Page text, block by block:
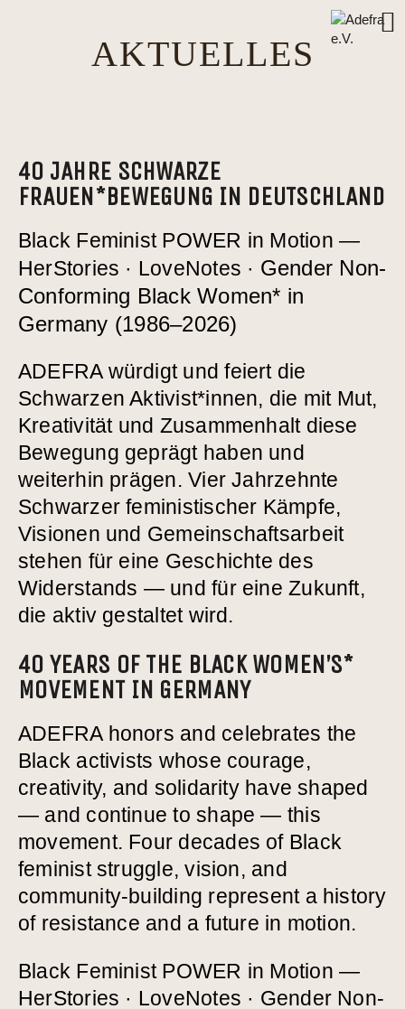
AKTUELLES
MONATSTISCH
PROJEKTE
CUZ
INBEST
ADEFRA & FRIENDS
BÜCHERLISTE &
RESSOURCEN
KONTAKT
AKTUELLES
40 JAHRE SCHWARZE
FRAUEN*BEWEGUNG IN DEUTSCHLAND
Black Feminist POWER in Motion —
HerStories · LoveNotes · Gender Non-
Conforming Black Women* in
Germany (1986–2026)
ADEFRA würdigt und feiert die
Schwarzen Aktivist*innen, die mit Mut,
Kreativität und Zusammenhalt diese
Bewegung geprägt haben und
weiterhin prägen. Vier Jahrzehnte
Schwarzer feministischer Kämpfe,
Visionen und Gemeinschaftsarbeit
stehen für eine Geschichte des
Widerstands — und für eine Zukunft,
die aktiv gestaltet wird.
40 YEARS OF THE BLACK WOMEN’S*
MOVEMENT IN GERMANY
ADEFRA honors and celebrates the
Black activists whose courage,
creativity, and solidarity have shaped
— and continue to shape — this
movement. Four decades of Black
feminist struggle, vision, and
community-building represent a history
of resistance and a future in motion.
Black Feminist POWER in Motion —
HerStories · LoveNotes · Gender Non-